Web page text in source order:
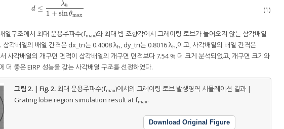
d ≤
λh
1 +sinθmax
d≤λ h1+sinθmax (1)
열구조에서 최대 운용주파수(fmax)와 최대 빔 조향각에서 그레이팅 로브가 들어오지 않는 삼각배열
삼각배열의 배열 간격은 dx_tri는 0.4008 λh, dy_tri는 0.8016 λh,이고, 사각배열의 배열 간격은
사각배열의 개구면 면적이 삼각배열의 개구면 면적보다 7.54 % 더 크게 분석되었고, 개구면 크기와
더 좋은 EIRP 성능을 갖는 사각배열 구조를 선정하였다.
그림 2. | Fig. 2. 최대 운용주파수(fmax)에서의 그레이팅 로브 발생영역 시뮬레이션 결과 |
Grating lobe region simulation result at fmax.
Download Original Figure